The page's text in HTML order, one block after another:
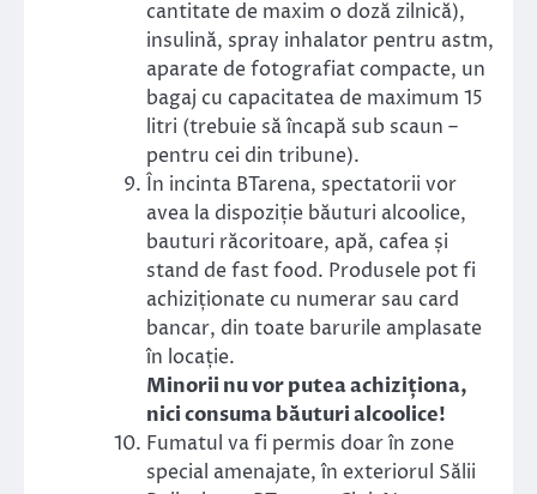
cantitate de maxim o doză zilnică),
insulină, spray inhalator pentru astm,
aparate de fotografiat compacte, un
bagaj cu capacitatea de maximum 15
litri (trebuie să încapă sub scaun –
pentru cei din tribune).
În incinta BTarena, spectatorii vor
avea la dispoziție băuturi alcoolice,
bauturi răcoritoare, apă, cafea și
stand de fast food. Produsele pot fi
achiziționate cu numerar sau card
bancar, din toate barurile amplasate
în locație.
Minorii nu vor putea achiziționa,
nici consuma băuturi alcoolice!
Fumatul va fi permis doar în zone
special amenajate, în exteriorul Sălii